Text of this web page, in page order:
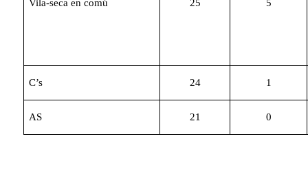
Vila-seca en comú 25 5
C’s 24 1
AS 21 0